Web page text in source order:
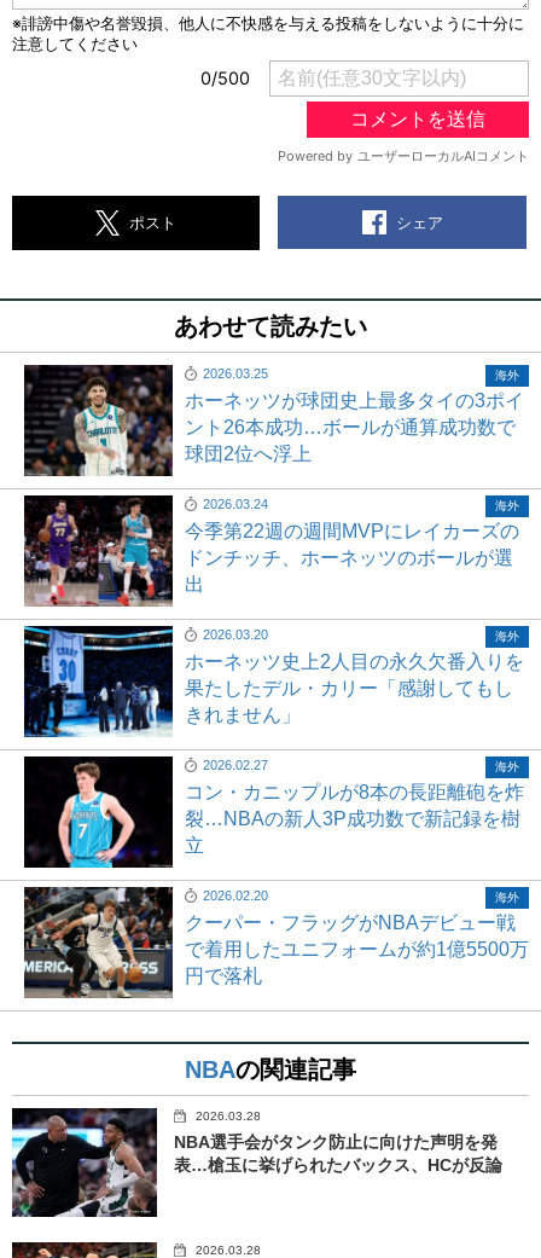
ポスト シェア
あわせて読みたい
2026.03.25
ホーネッツが球団史上最多タイの3ポイ
ント26本成功…ボールが通算成功数で
球団2位へ浮上
海外
2026.03.24
今季第22週の週間MVPにレイカーズの
ドンチッチ、ホーネッツのボールが選
出
海外
2026.03.20
ホーネッツ史上2人目の永久欠番入りを
果たしたデル・カリー「感謝してもし
きれません」
海外
2026.02.27
コン・カニップルが8本の長距離砲を炸
裂…NBAの新人3P成功数で新記録を樹
立
海外
2026.02.20
クーパー・フラッグがNBAデビュー戦
で着用したユニフォームが約1億5500万
円で落札
海外
NBAの関連記事
2026.03.28
NBA選手会がタンク防止に向けた声明を発
表…槍玉に挙げられたバックス、HCが反論
2026.03.28